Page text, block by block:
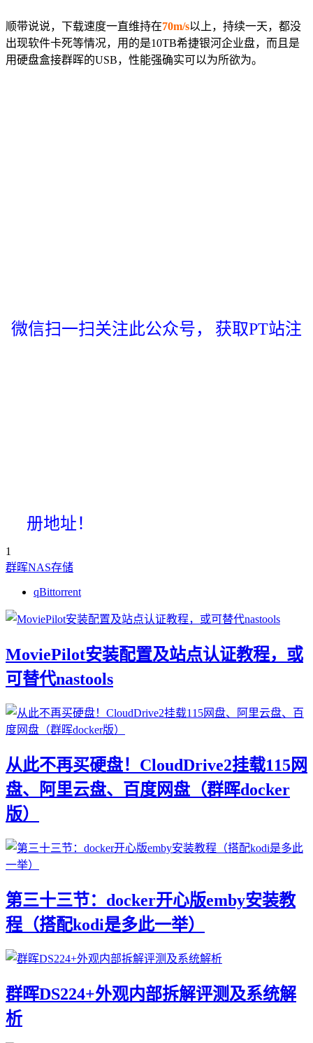
顺带说说，下载速度一直维持在70m/s以上，持续一天，都没
出现软件卡死等情况，用的是10TB希捷银河企业盘，而且是
用硬盘盒接群晖的USB，性能强确实可以为所欲为。
微信扫一扫关注此公众号， 获取PT站注
册地址！
1
群晖NAS存储
qBittorrent
MoviePilot安装配置及站点认证教程，或
可替代nastools
从此不再买硬盘！CloudDrive2挂载115网
盘、阿里云盘、百度网盘（群晖docker
版）
第三十三节：docker开心版emby安装教
程（搭配kodi是多此一举）
群晖DS224+外观内部拆解评测及系统解
析